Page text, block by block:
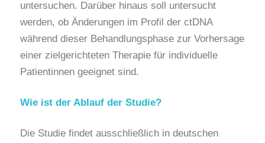
untersuchen. Darüber hinaus soll untersucht
werden, ob Änderungen im Profil der ctDNA
während dieser Behandlungsphase zur Vorhersage
einer zielgerichteten Therapie für individuelle
Patientinnen geeignet sind.
Wie ist der Ablauf der Studie?
Die Studie findet ausschließlich in deutschen